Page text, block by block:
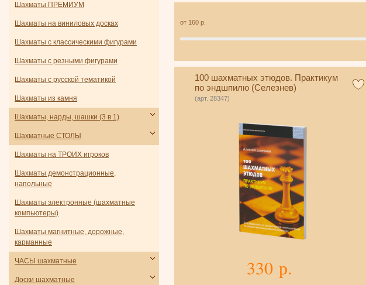
от 160 р.
100 шахматных этюдов. Практикум
по эндшпилю (Селезнев)
(арт. 28347)
330 р.
Шахматы ПРЕМИУМ
Шахматы на виниловых досках
Шахматы с классическими фигурами
Шахматы с резными фигурами
Шахматы с русской тематикой
Шахматы из камня
Шахматы, нарды, шашки (3 в 1)
Шахматные СТОЛЫ
Шахматы на ТРОИХ игроков
Шахматы демонстрационные,
напольные
Шахматы электронные (шахматные
компьютеры)
Шахматы магнитные, дорожные,
карманные
ЧАСЫ шахматные
Доски шахматные